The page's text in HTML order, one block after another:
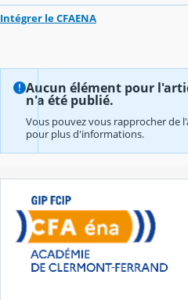
Intégrer le CFAENA
Aucun élément pour
n'a été publié.
Vous pouvez vous rapprocher de
pour plus d'informations.